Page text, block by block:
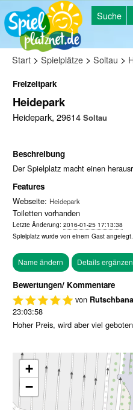
Suche
Start > Spielplätze > Soltau >
Freizeitpark
Heidepark
Heidepark, 29614 Soltau
Beschreibung
Der Spielplatz macht einen
Features
Webseite: Heidepark
Toiletten vorhanden
Letzte Änderung: 2016-01-25 17:13:38
Spielplatz wurde von einem Gast angelegt.
Bewertungen/ Kommentare
von
23:03:58
Hoher Preis, wird aber viel
+
−